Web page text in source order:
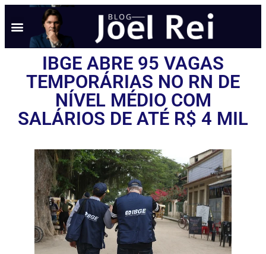
IBGE ABRE 95 VAGAS
TEMPORÁRIAS NO RN DE
NÍVEL MÉDIO COM
SALÁRIOS DE ATÉ R$ 4 MIL